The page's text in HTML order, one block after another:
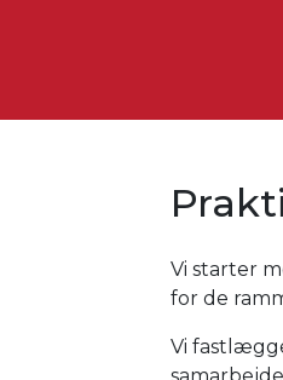
Vi starter
for de
Vi